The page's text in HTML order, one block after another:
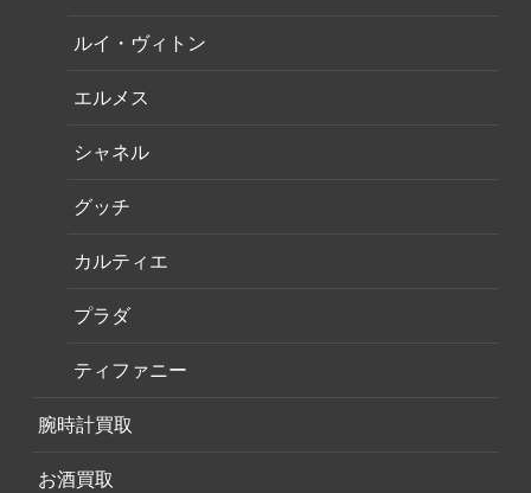
ルイ・ヴィトン
エルメス
シャネル
グッチ
カルティエ
プラダ
ティファニー
腕時計買取
お酒買取